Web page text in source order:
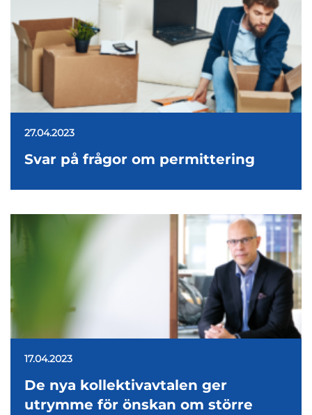
27.04.2023
Svar på frågor om permittering
17.04.2023
De nya kollektivavtalen ger
utrymme för önskan om större